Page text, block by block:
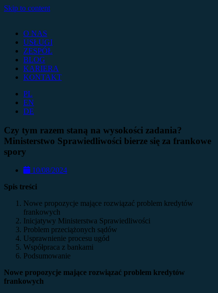
Skip to content
O NAS
USŁUGI
ZESPÓŁ
BLOG
KARIERA
KONTAKT
PL
EN
DE
Czy tym razem staną na wysokości zadania?
Ministerstwo Sprawiedliwości bierze się za frankowe
spory
10/08/2024
Spis treści
Nowe propozycje mające rozwiązać problem kredytów
frankowych
Inicjatywy Ministerstwa Sprawiedliwości
Problem przeciążonych sądów
Usprawnienie procesu ugód
Współpraca z bankami
Podsumowanie
Nowe propozycje mające rozwiązać problem kredytów
frankowych